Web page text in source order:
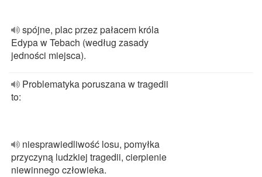
spójne, plac przez pałacem króla
Edypa w Tebach (według zasady
jedności miejsca).
Problematyka poruszana w tragedii
to:
niesprawiedliwość losu, pomyłka
przyczyną ludzkiej tragedii, cierpienie
niewinnego człowieka.